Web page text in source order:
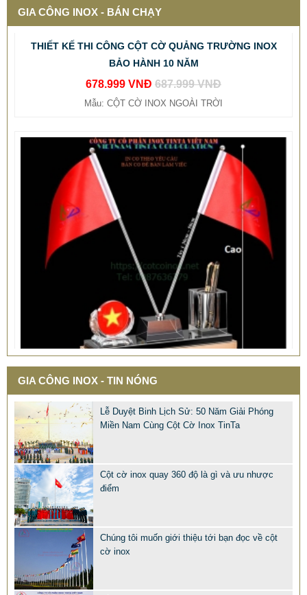
GIA CÔNG INOX - BÁN CHẠY
THIẾT KẾ THI CÔNG CỘT CỜ QUẢNG TRƯỜNG INOX
678.999 VNĐ687.999 VNĐ
Mẫu: CỘT CỜ INOX NGOÀI TRỜI
QUÀ TẶNG Ý NGHĨA CHO SẾP – ĐỘC LẠ, SANG TRỌNG -
CỜ ĐỂ BÀN & HỘP BÚT CAO CẤP
2.968.680 VNĐ
Mẫu: QUA TANG Y NGHIA CHO SEP
GIA CÔNG INOX - TIN NÓNG
Lễ Duyệt Binh Lịch Sử: 50 Năm Giải Phóng
Miền Nam Cùng Cột Cờ Inox TinTa
Cột cờ inox quay 360 độ là gì và ưu nhược
điểm
Chúng tôi muốn giới thiệu tới bạn đọc về cột
cờ inox